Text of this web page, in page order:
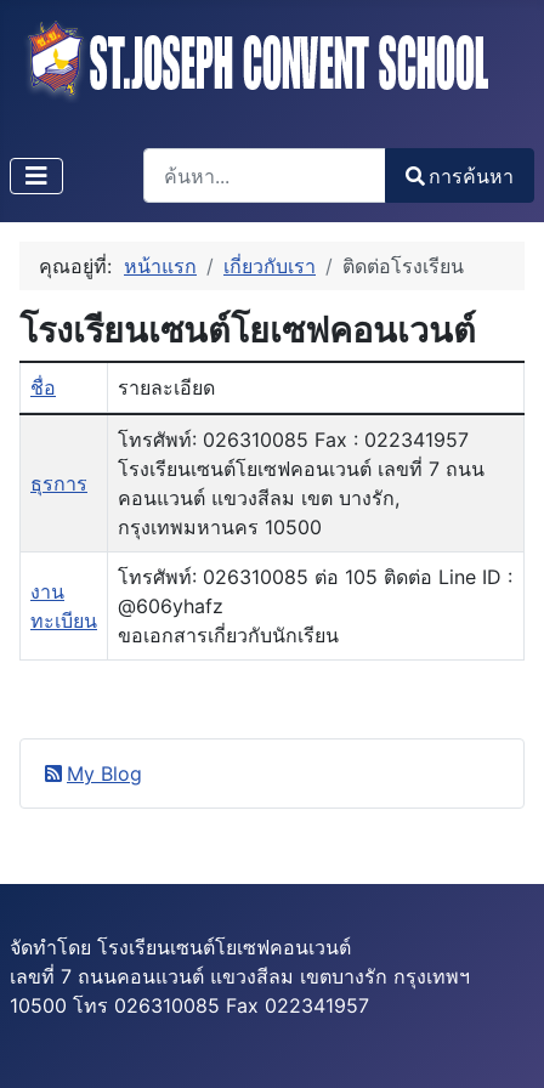
การค้นหา
Type 2 or more characters for results.
การค้นหา
คุณอยู่ที่: หน้าแรก เกี่ยวกับเรา ติดต่อโรงเรียน
โรงเรียนเซนต์โยเซฟคอนเวนต์
ตารางผู้ติดต่อ,
ชื่อ รายละเอียด
ธุรการ
โทรศัพท์: 026310085 Fax : 022341957
โรงเรียนเซนต์โยเซฟคอนเวนต์ เลขที่ 7 ถนน
คอนแวนต์ แขวงสีลม เขต บางรัก,
กรุงเทพมหานคร 10500
งาน
ทะเบียน
โทรศัพท์: 026310085 ต่อ 105 ติดต่อ Line ID :
@606yhafz
ขอเอกสารเกี่ยวกับนักเรียน
My Blog
จัดทำโดย โรงเรียนเซนต์โยเซฟคอนเวนต์
เลขที่ 7 ถนนคอนแวนต์ แขวงสีลม เขตบางรัก กรุงเทพฯ
10500 โทร 026310085 Fax 022341957